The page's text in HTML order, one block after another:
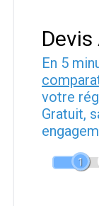
En 5
votre
Gratuit,
1